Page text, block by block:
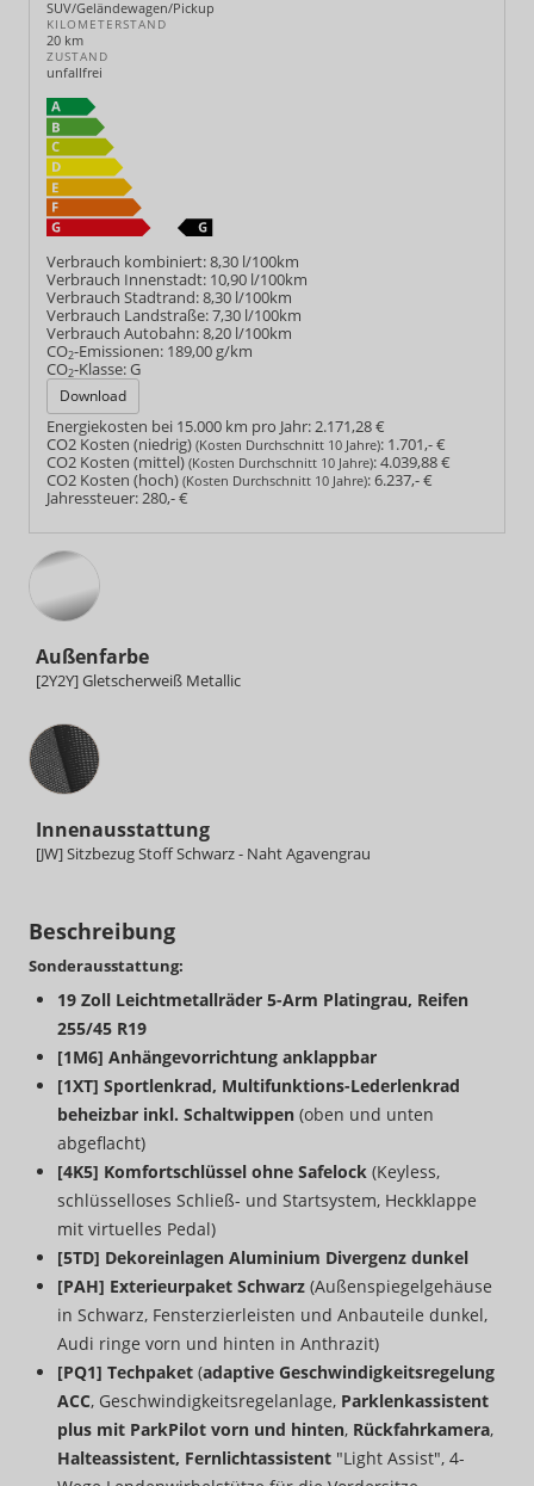
SUV/Geländewagen/Pickup
KILOMETERSTAND
20 km
ZUSTAND
unfallfrei
Verbrauch kombiniert:8,30 l/100km
Verbrauch Innenstadt: 10,90 l/100km
Verbrauch Stadtrand:8,30 l/100km
Verbrauch Landstraße:7,30 l/100km
Verbrauch Autobahn:8,20 l/100km
CO2-Emissionen: 189,00 g/km
CO2-Klasse:G
Download
Energiekosten bei 15.000 km pro Jahr:2.171,28 €
CO2 Kosten (niedrig) (Kosten Durchschnitt 10 Jahre): 1.701,- €
CO2 Kosten (mittel) (Kosten Durchschnitt 10 Jahre):4.039,88 €
CO2 Kosten (hoch) (Kosten Durchschnitt 10 Jahre):6.237,- €
Jahressteuer:280,- €
Außenfarbe
[2Y2Y] Gletscherweiß Metallic
Innenausstattung
Innenausstattung
[JW] Sitzbezug Stoff Schwarz - Naht Agavengrau
Beschreibung
Sonderausstattung:
19 Zoll Leichtmetallräder 5-Arm Platingrau, Reifen
255/45 R19
[1M6] Anhängevorrichtung anklappbar
[1XT] Sportlenkrad, Multifunktions-Lederlenkrad
beheizbar inkl. Schaltwippen (oben und unten
abgeflacht)
[4K5] Komfortschlüssel ohne Safelock (Keyless,
schlüsselloses Schließ- und Startsystem, Heckklappe
mit virtuelles Pedal)
[5TD] Dekoreinlagen Aluminium Divergenz dunkel
[PAH] Exterieurpaket Schwarz (Außenspiegelgehäuse
in Schwarz, Fensterzierleisten und Anbauteile dunkel,
Audi ringe vorn und hinten in Anthrazit)
[PQ1] Techpaket (adaptive Geschwindigkeitsregelung
ACC, Geschwindigkeitsregelanlage, Parklenkassistent
plus mit ParkPilot vorn und hinten, Rückfahrkamera,
Halteassistent, Fernlichtassistent "Light Assist", 4-